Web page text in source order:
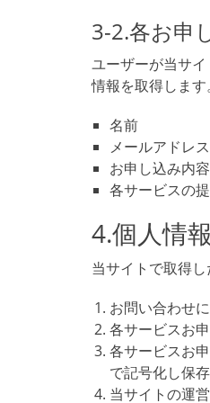
3-2.各お申
ユーザーが当サ
情報を取得します。
名前
メールアドレス
お申し込み内容
各サービスの
4.個人情
当サイトで取得
お問い合わせ
各サービスお
各サービスお
で記号化し保
当サイトの運